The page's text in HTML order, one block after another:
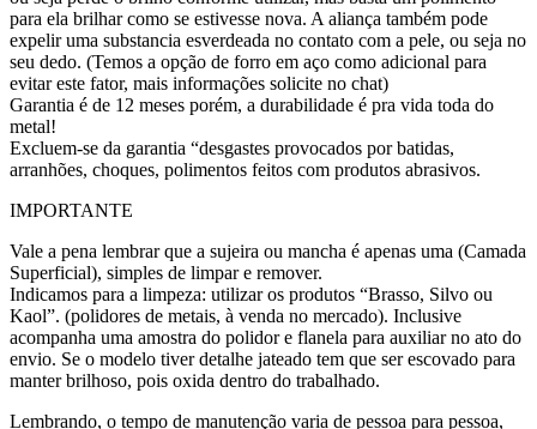
para ela brilhar como se estivesse nova. A aliança também pode
expelir uma substancia esverdeada no contato com a pele, ou seja no
seu dedo. (Temos a opção de forro em aço como adicional para
evitar este fator, mais informações solicite no chat)
Garantia é de 12 meses porém, a durabilidade é pra vida toda do
metal!
Excluem-se da garantia “desgastes provocados por batidas,
arranhões, choques, polimentos feitos com produtos abrasivos.
IMPORTANTE
Vale a pena lembrar que a sujeira ou mancha é apenas uma (Camada
Superficial), simples de limpar e remover.
Indicamos para a limpeza: utilizar os produtos “Brasso, Silvo ou
Kaol”. (polidores de metais, à venda no mercado). Inclusive
acompanha uma amostra do polidor e flanela para auxiliar no ato do
envio. Se o modelo tiver detalhe jateado tem que ser escovado para
manter brilhoso, pois oxida dentro do trabalhado.
Lembrando, o tempo de manutenção varia de pessoa para pessoa,